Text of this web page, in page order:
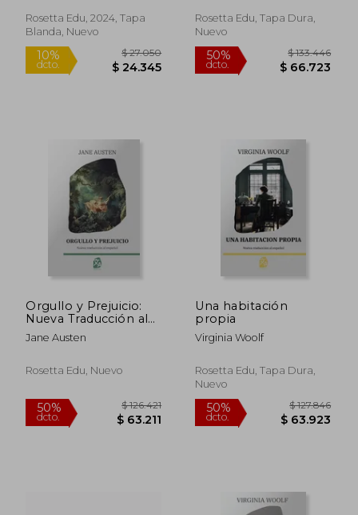
50% $ 124.063 50% $
(Translator)
Rosetta Edu, 2024, Tapa
Blanda, Nuevo
paralelo bilingüe -
Bilingual edition:
Rosetta Edu, Tapa Dura,
Nuevo
Orgullo y Prejuicio:
Nueva Traducción al
Español
Jane Austen
Rosetta Edu, Nuevo
Una habitación
propia
Virginia Woolf
Rosetta Edu, Tapa Dura,
Nuevo